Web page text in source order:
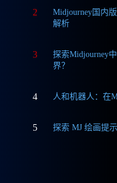
2
Midjourney国内
解析
3
探索Midjourney
界？
4 人和机器人：在
5 探索 MJ 绘画提